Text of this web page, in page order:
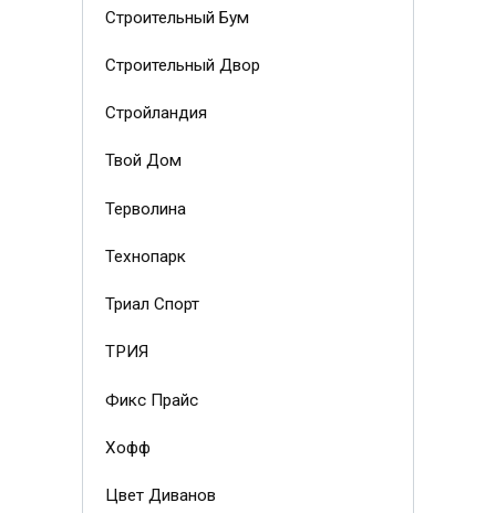
Строительный Бум
Строительный Двор
Стройландия
Твой Дом
Терволина
Технопарк
Триал Спорт
ТРИЯ
Фикс Прайс
Хофф
Цвет Диванов